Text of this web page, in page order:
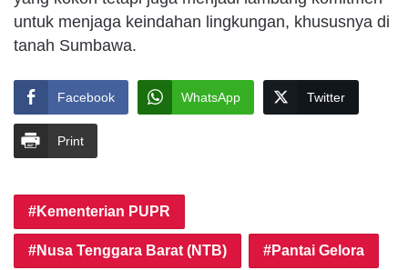
untuk menjaga keindahan lingkungan, khususnya di
tanah Sumbawa.
Facebook WhatsApp Twitter
Print
Kementerian PUPR
Nusa Tenggara Barat (NTB) Pantai Gelora